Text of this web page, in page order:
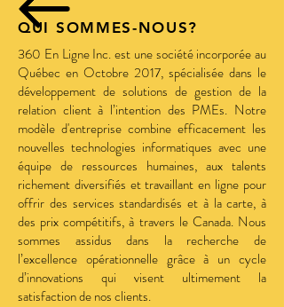
QUI SOMMES-NOUS?
360 En Ligne Inc. est une société incorporée au
Québec en Octobre 2017, spécialisée dans le
développement de solutions de gestion de la
relation client à l’intention des PMEs. Notre
modèle d'entreprise combine efficacement les
nouvelles technologies informatiques avec une
équipe de ressources humaines, aux talents
richement diversifiés et travaillant en ligne pour
offrir des services standardisés et à la carte, à
des prix compétitifs, à travers le Canada. Nous
sommes assidus dans la recherche de
l’excellence opérationnelle grâce à un cycle
d’innovations qui visent ultimement la
satisfaction de nos clients.